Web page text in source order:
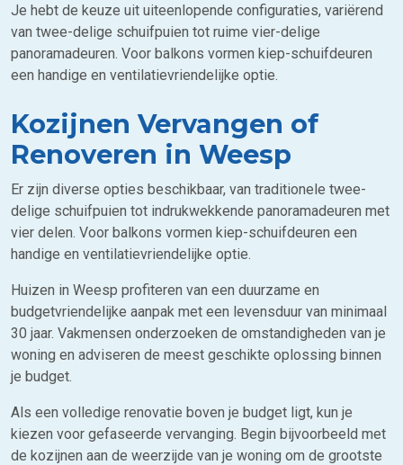
Je hebt de keuze uit uiteenlopende configuraties, variërend
van twee-delige schuifpuien tot ruime vier-delige
panoramadeuren. Voor balkons vormen kiep-schuifdeuren
een handige en ventilatievriendelijke optie.
Kozijnen Vervangen of
Renoveren in Weesp
Er zijn diverse opties beschikbaar, van traditionele twee-
delige schuifpuien tot indrukwekkende panoramadeuren met
vier delen. Voor balkons vormen kiep-schuifdeuren een
handige en ventilatievriendelijke optie.
Huizen in Weesp profiteren van een duurzame en
budgetvriendelijke aanpak met een levensduur van minimaal
30 jaar. Vakmensen onderzoeken de omstandigheden van je
woning en adviseren de meest geschikte oplossing binnen
je budget.
Als een volledige renovatie boven je budget ligt, kun je
kiezen voor gefaseerde vervanging. Begin bijvoorbeeld met
de kozijnen aan de weerzijde van je woning om de grootste